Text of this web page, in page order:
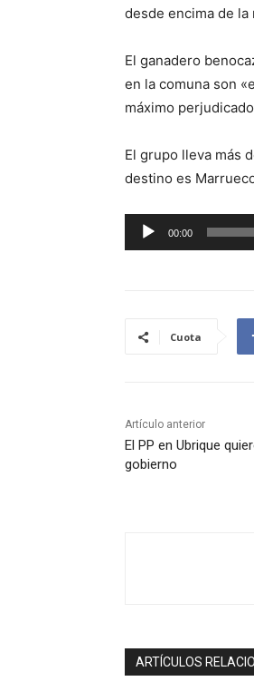
desde encima de la
El ganadero
en la comuna son
máximo
El grupo lleva más
destino es
e
o
r
00:00
Cuota
Artículo anterior
El PP en Ubrique
gobierno
ARTÍCULOS